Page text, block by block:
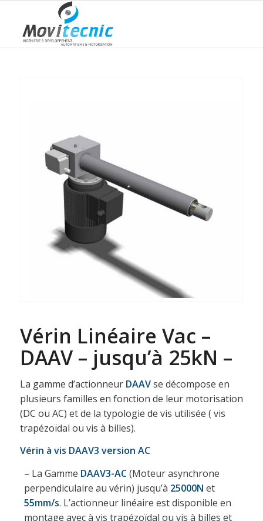
Vérin Linéaire Vac –
DAAV – jusqu’à 25kN –
La gamme d’actionneur DAAVse décompose en
plusieurs familles en fonction de leur motorisation
(DC ou AC) et de la typologie de vis utilisée ( vis
trapézoïdal ou vis à billes).
Vérin à vis DAAV3 version AC
– La Gamme DAAV3-AC(Moteur asynchrone
perpendiculaire au vérin) jusqu’à 25000N et
55mm/s. L’actionneur linéaire est disponible en
montage avec à vis trapézoïdal ou vis à billes et